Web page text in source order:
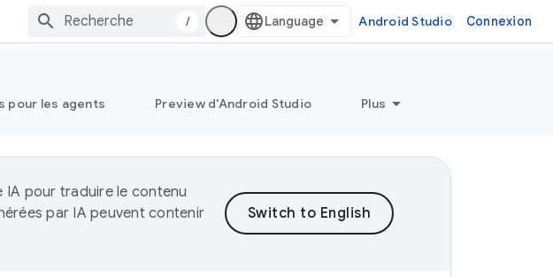
/ Android Studio Connexion
pour les agents Preview d'Android Studio Plus
IA pour traduire le contenu
par IA peuvent contenir